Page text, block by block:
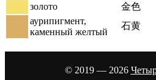
золото
金色
аурипигмент,
каменный желтый
石黄
© 2019 — 2026